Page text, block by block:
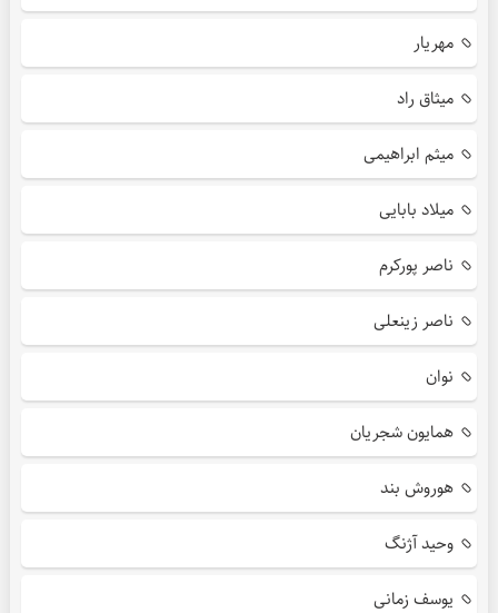
مهریار
میثاق راد
میثم ابراهیمی
میلاد بابایی
ناصر پورکرم
ناصر زینعلی
نوان
همایون شجریان
هوروش بند
وحید آژنگ
یوسف زمانی